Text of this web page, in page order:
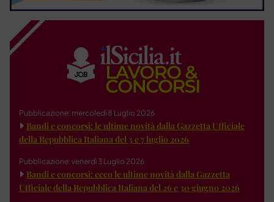
Pubblicazione: mercoledì 8 Luglio 2026
Bandi e concorsi: le ultime novità dalla Gazzetta Ufficiale
della Repubblica Italiana del 3 e 7 luglio 2026
Pubblicazione: venerdì 3 Luglio 2026
Bandi e concorsi: ecco le ultime novità dalla Gazzetta
Ufficiale della Repubblica Italiana del 26 e 30 giugno 2026